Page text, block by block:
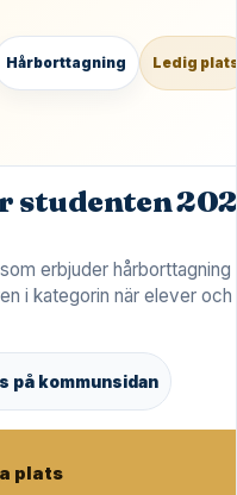
Hårborttagning Ledig
studenten
erbjuder hårborttagning
i kategorin när elever och
på kommunsidan
plats